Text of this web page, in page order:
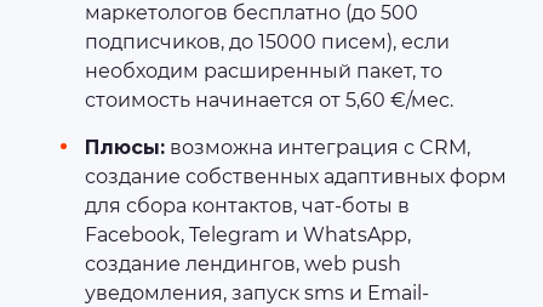
маркетологов бесплатно (до 500
подписчиков, до 15000 писем), если
необходим расширенный пакет, то
стоимость начинается от 5,60 €/мес.
Плюсы: возможна интеграция с CRM,
создание собственных адаптивных форм
для сбора контактов, чат-боты в
Facebook, Telegram и WhatsApp,
создание лендингов, web push
уведомления, запуск sms и Email-